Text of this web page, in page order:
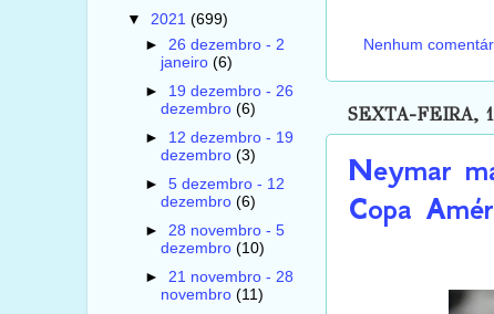
Nenhum
SEXTA-FEIRA,
Neymar
Copa
▼ 2021 (699)
► 26 dezembro - 2
janeiro (6)
► 19 dezembro - 26
dezembro (6)
► 12 dezembro - 19
dezembro (3)
► 5 dezembro - 12
dezembro (6)
► 28 novembro - 5
dezembro (10)
► 21 novembro - 28
novembro (11)